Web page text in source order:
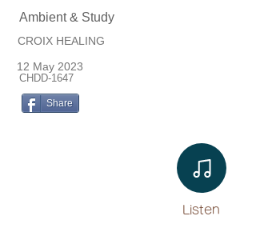
Ambient & Study
CROIX HEALING
12 May 2023
CHDD-1647
Share
Listen​